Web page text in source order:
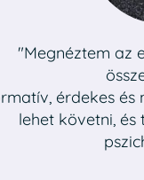
"Megnéztem az
érdekes és
lehet követni,